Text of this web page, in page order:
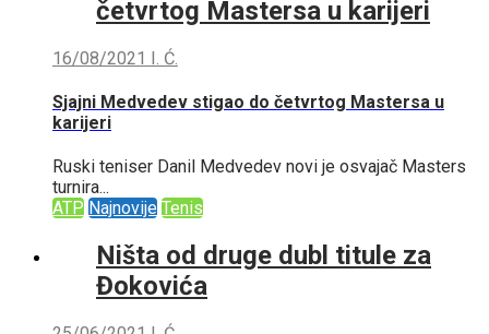
četvrtog Mastersa u karijeri
16/08/2021 I. Ć.
Sjajni Medvedev stigao do četvrtog Mastersa u
karijeri
Ruski teniser Danil Medvedev novi je osvajač Masters
turnira...
ATP Najnovije Tenis
Ništa od druge dubl titule za
Đokovića